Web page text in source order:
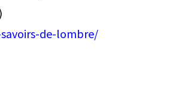
de-lombre/